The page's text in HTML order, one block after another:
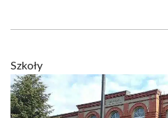
Szkoły